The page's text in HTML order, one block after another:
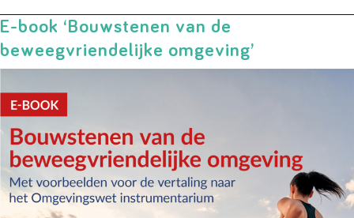
E-book ‘Bouwstenen van de
beweegvriendelijke omgeving’